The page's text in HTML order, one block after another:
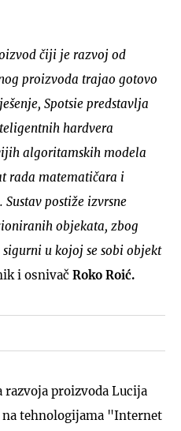
čiji je razvoj od
proizvoda trajao gotovo
Spotsie predstavlja
hardvera
algoritamskih modela
rada matematičara i
postiže izvrsne
objekata, zbog
u kojoj se sobi objekt
i osnivač Roko Roić.
razvoja proizvoda Lucija
na tehnologijama "Internet